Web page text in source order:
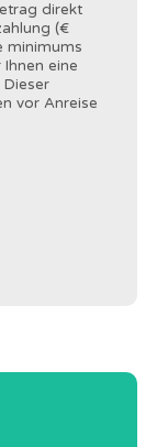
direkt
(€
minimums
eine
vor Anreise